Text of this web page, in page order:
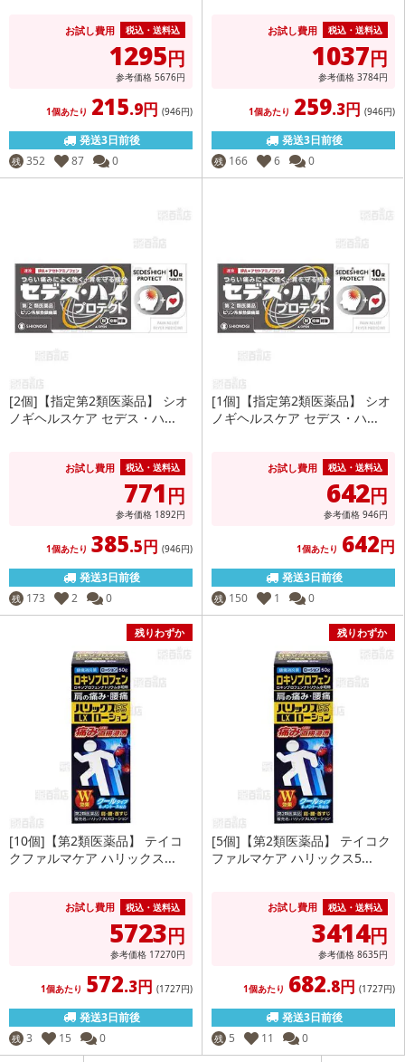
お試し費用 税込・送料込
1295円
参考価格 5676円
1個あたり 215.9円 (946円)
発送3日前後
残 352 87 0
お試し費用 税込・送料込
1037円
参考価格 3784円
1個あたり 259.3円 (946円)
発送3日前後
残 166 6 0
[2個]【指定第2類医薬品】 シオ
ノギヘルスケア セデス・ハ...
お試し費用 税込・送料込
771円
参考価格 1892円
1個あたり 385.5円 (946円)
発送3日前後
残 173 2 0
[1個]【指定第2類医薬品】 シオ
ノギヘルスケア セデス・ハ...
お試し費用 税込・送料込
642円
参考価格 946円
1個あたり 642円
発送3日前後
残 150 1 0
残りわずか
[10個]【第2類医薬品】 テイコ
クファルマケア ハリックス...
お試し費用 税込・送料込
5723円
参考価格 17270円
1個あたり 572.3円 (1727円)
発送3日前後
残 3 15 0
残りわずか
[5個]【第2類医薬品】 テイコク
ファルマケア ハリックス5...
お試し費用 税込・送料込
3414円
参考価格 8635円
1個あたり 682.8円 (1727円)
発送3日前後
残 5 11 0